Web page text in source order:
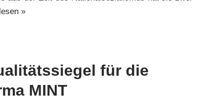
»
für die
MINT